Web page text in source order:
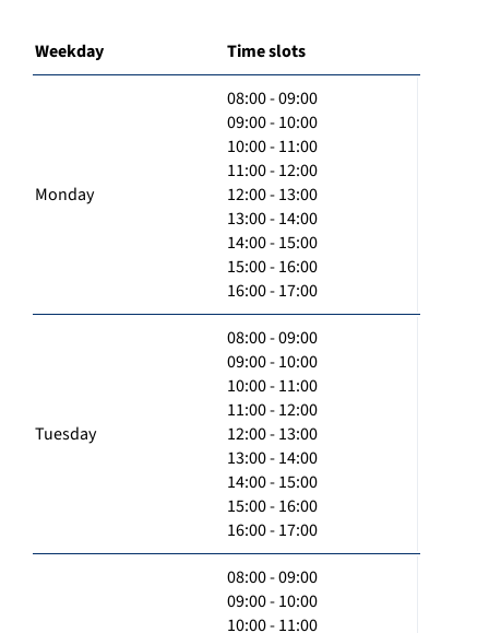
Weekday Time slots
Monday
08:00 - 09:00
09:00 - 10:00
10:00 - 11:00
11:00 - 12:00
12:00 - 13:00
13:00 - 14:00
14:00 - 15:00
15:00 - 16:00
16:00 - 17:00
Tuesday
08:00 - 09:00
09:00 - 10:00
10:00 - 11:00
11:00 - 12:00
12:00 - 13:00
13:00 - 14:00
14:00 - 15:00
15:00 - 16:00
16:00 - 17:00
08:00 - 09:00
09:00 - 10:00
10:00 - 11:00